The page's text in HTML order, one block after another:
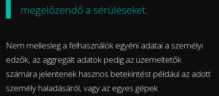
megelőzendő a sérüléseket.
Nem mellesleg a felhasználók egyéni adatai a személyi
edzők, az aggregált adatok pedig az üzemeltetők
számára jelentenek hasznos betekintést például az adott
személy haladásáról, vagy az egyes gépek